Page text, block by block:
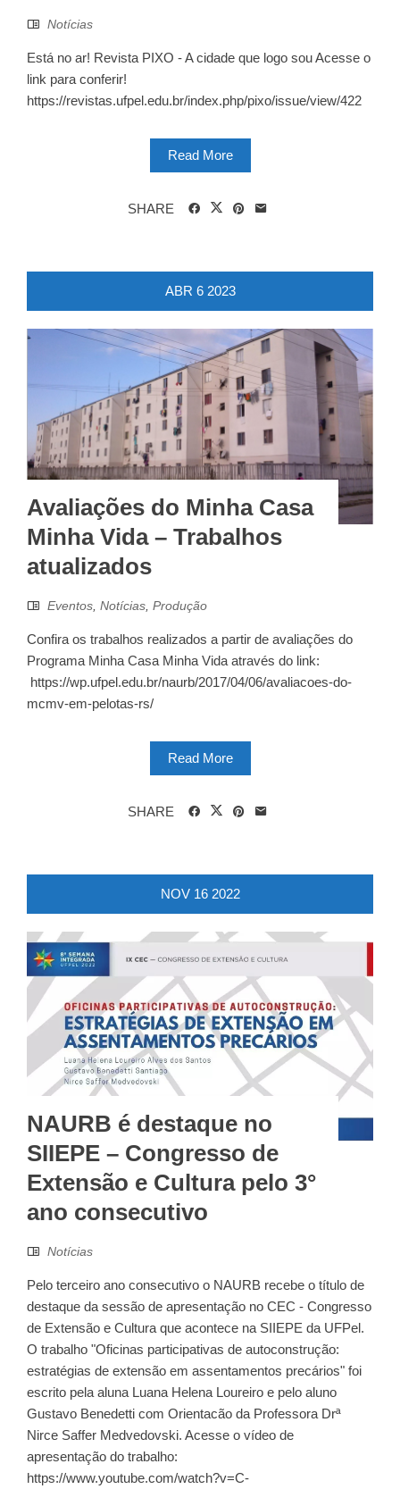
Notícias
Está no ar! Revista PIXO - A cidade que logo sou Acesse o
link para conferir!
https://revistas.ufpel.edu.br/index.php/pixo/issue/view/422
Read More
SHARE
ABR 6 2023
Avaliações do Minha Casa
Minha Vida – Trabalhos
atualizados
Eventos Notícias Produção
Confira os trabalhos realizados a partir de avaliações do
Programa Minha Casa Minha Vida através do link:
https://wp.ufpel.edu.br/naurb/2017/04/06/avaliacoes-do-
mcmv-em-pelotas-rs/ ‎
Read More
SHARE
NOV 16 2022
NAURB é destaque no
SIIEPE – Congresso de
Extensão e Cultura pelo 3°
ano consecutivo
Notícias
Pelo terceiro ano consecutivo o NAURB recebe o título de
destaque da sessão de apresentação no CEC - Congresso
de Extensão e Cultura que acontece na SIIEPE da UFPel.
O trabalho "Oficinas participativas de autoconstrução:
estratégias de extensão em assentamentos precários" foi
escrito pela aluna Luana Helena Loureiro e pelo aluno
Gustavo Benedetti com Orientacão da Professora Drª
Nirce Saffer Medvedovski. Acesse o vídeo de
apresentação do trabalho:
https://www.youtube.com/watch?v=C-